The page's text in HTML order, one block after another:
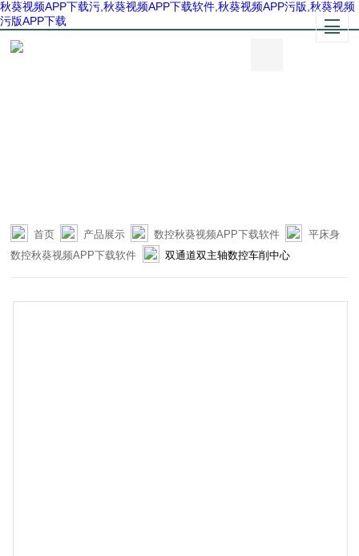
秋葵视频APP下载污,秋葵视频APP下载软件,秋葵视频APP污版,秋葵视频
污版APP下载
首页 产品展示 数控秋葵视频APP下载软件
平床身
数控秋葵视频APP下载软件
双通道双主轴数控车削中心